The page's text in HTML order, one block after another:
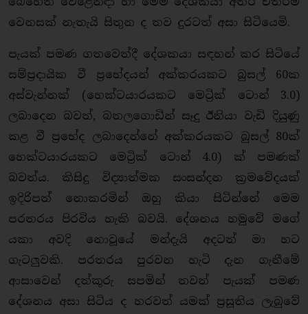
වෙනසක් නැතැයි සිතුන ද තව දුරටත් අසා සිටියෙමි.
පැයක් පමණ ගතවෙත්දී දේශකයා සඳහන් කර සිටියේ
සම්ප්‍රදායික වී ප්‍රභේදයන් අක්කරයකට බුසල් 60ක
අස්වැන්නක් (හෙක්ටයාරයකට මෙට්‍රික් ටොන් 3.0)
ලබාදෙන බවත්, බතලගොඩින් සෑදු ඊනියා වැඩි දියුණු
කළ වී ප්‍රභේද ලබාදෙන්නේ අක්කරයකට බුසල් 80ක්
හෙක්ටයාරයකට මෙට්‍රික් ටොන් 4.0) ක් පමණක්
බවත්ය. කිසිදු විද්‍යාත්මක සංසන්දන ක්‍රමවේදයක්
ඉදිරිපත් නොකරමින් ඔහු කියා සිටින්නේ මෙම
පරතරය පිරවිය හැකි බවයි. දේශනය හමුවේ මගේ
යකා අවදි නොවූයේ මන්දැයි අදටත් මා හට
ගැටලුවකි. පරතරය පුරවන හැටි දැන ගැනීමේ
ආසාවෙන් දත්කූරු සපමින් තවත් පැයක් පමණ
දේශනය අසා සිටිය ද හරවත් යමක් ප්‍රසූතිය ලැබුවේ